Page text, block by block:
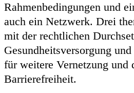
Rahmenbedingungen und
auch ein Netzwerk. Drei
mit der rechtlichen
Gesundheitsversorgung
für weitere Vernetzung und
Barrierefreiheit.